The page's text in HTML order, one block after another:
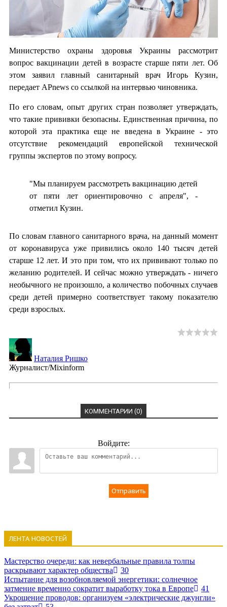
Министерство охраны здоровья Украины рассмотрит
вопрос вакцинации детей в возрасте старше пяти лет. Об
этом заявил главный санитарный врач Игорь Кузин,
передает APnews со ссылкой на интервью чиновника.
По его словам, опыт других стран позволяет утверждать,
что такие прививки безопасны. Единственная причина, по
которой эта практика еще не введена в Украине - это
отсутствие рекомендаций европейской технической
группы экспертов по этому вопросу.
"Мы планируем рассмотреть вакцинацию детей
от пяти лет ориентировочно с апреля", -
отметил Кузин.
По словам главного санитарного врача, на данный момент
от коронавируса уже привились около 140 тысяч детей
старше 12 лет. И это при том, что их прививают только по
желанию родителей. И сейчас можно утверждать - ничего
необычного не произошло, а количество побочных случаев
среди детей примерно соответствует такому показателю
среди взрослых.
Наталия Ришко
Журналист/Mixinform
КОММЕНТАРИИ (0)
Войдите:
Отправить
ЛЕНТА НОВОСТЕЙ
Мастерство очереди: как невербальные правила толпы
раскрывают характер общества
30
Испытание для возобновляемой энергетики: солнечное
затмение временно сократит выработку тока в Европе
41
Укрощение проводов: организуем «электрические джунгли»